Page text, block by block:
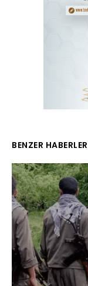
BENZER HABERLER